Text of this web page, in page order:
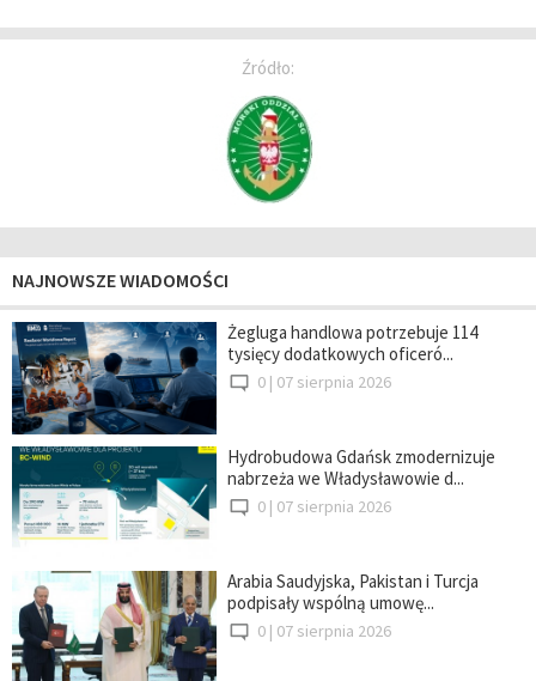
Źródło:
NAJNOWSZE WIADOMOŚCI
Żegluga handlowa potrzebuje 114
tysięcy dodatkowych oficeró...
0 | 07 sierpnia 2026
Hydrobudowa Gdańsk zmodernizuje
nabrzeża we Władysławowie d...
0 | 07 sierpnia 2026
Arabia Saudyjska, Pakistan i Turcja
podpisały wspólną umowę...
0 | 07 sierpnia 2026